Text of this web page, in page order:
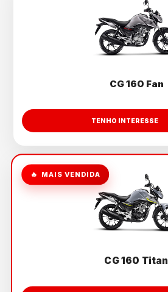
CG 160 Fan
TENHO INTERESSE
MAIS VENDIDA
CG 160 Titan